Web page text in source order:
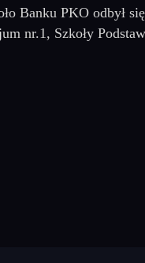
Banku PKO odbył
nr.1, Szkoły